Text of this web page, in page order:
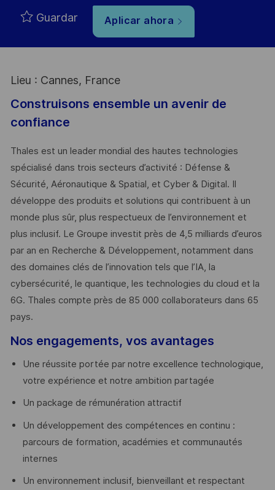
Guardar Aplicar ahora
Lieu : Cannes, France
Construisons ensemble un avenir de
confiance
Thales est un leader mondial des hautes technologies
spécialisé dans trois secteurs d’activité : Défense &
Sécurité, Aéronautique & Spatial, et Cyber & Digital. Il
développe des produits et solutions qui contribuent à un
monde plus sûr, plus respectueux de l’environnement et
plus inclusif. Le Groupe investit près de 4,5 milliards d’euros
par an en Recherche & Développement, notamment dans
des domaines clés de l’innovation tels que l’IA, la
cybersécurité, le quantique, les technologies du cloud et la
6G. Thales compte près de 85 000 collaborateurs dans 65
pays. ​
Nos engagements, vos avantages
Une réussite portée par notre excellence technologique,
votre expérience et notre ambition partagée
Un package de rémunération attractif
Un développement des compétences en continu :
parcours de formation, académies et communautés
internes
Un environnement inclusif, bienveillant et respectant